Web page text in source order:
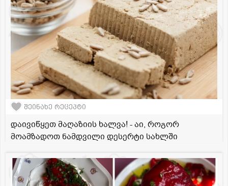
შეინახე რეცეპტი
დაივიწყეთ მაღაზიის ხალვა! - აი, როგორ
მოამზადოთ ნამდვილი დესერტი სახლში